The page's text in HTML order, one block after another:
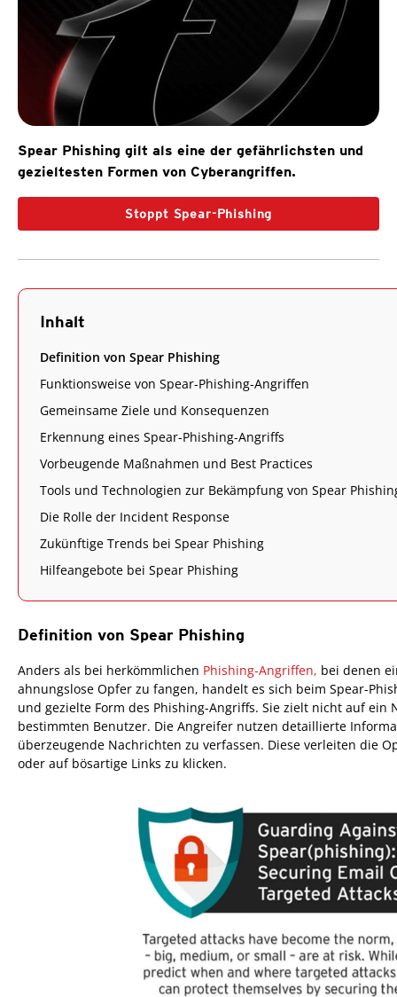
Spear Phishing gilt als eine der gefährlichsten und
gezieltesten Formen von Cyberangriffen.
Stoppt Spear-Phishing
Inhalt
Definition von Spear Phishing
Funktionsweise von Spear-Phishing-Angriffen
Gemeinsame Ziele und Konsequenzen
Erkennung eines Spear-Phishing-Angriffs
Vorbeugende Maßnahmen und Best Practices
Tools und Technologien zur Bekämpfung von Spear
Die Rolle der Incident Response
Zukünftige Trends bei Spear Phishing
Hilfeangebote bei Spear Phishing
Definition von Spear Phishing
Anders als bei herkömmlichen Phishing-Angriffen, bei denen
ahnungslose Opfer zu fangen, handelt es sich beim Spear-
und gezielte Form des Phishing-Angriffs. Sie zielt nicht auf ein
bestimmten Benutzer. Die Angreifer nutzen detaillierte
überzeugende Nachrichten zu verfassen. Diese verleiten die
oder auf bösartige Links zu klicken.